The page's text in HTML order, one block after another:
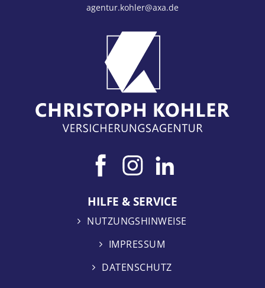
agentur.kohler@axa.de
HILFE & SERVICE
NUTZUNGSHINWEISE
IMPRESSUM
DATENSCHUTZ